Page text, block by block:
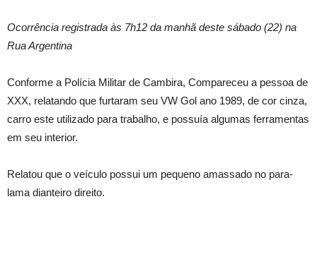
Ocorrência registrada às 7h12 da manhã deste sábado (22) na
Rua Argentina
Conforme a Polícia Militar de Cambira, Compareceu a pessoa de
XXX, relatando que furtaram seu VW Gol ano 1989, de cor cinza,
carro este utilizado para trabalho, e possuía algumas ferramentas
em seu interior.
Relatou que o veículo possui um pequeno amassado no para-
lama dianteiro direito.